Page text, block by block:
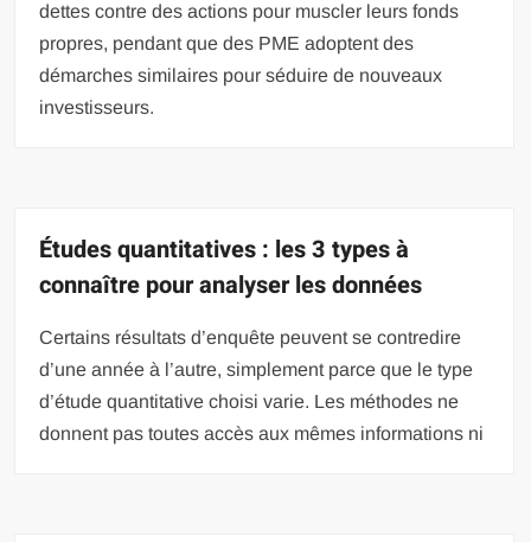
dettes contre des actions pour muscler leurs fonds
propres, pendant que des PME adoptent des
démarches similaires pour séduire de nouveaux
investisseurs.
Études quantitatives : les 3 types à
connaître pour analyser les données
Certains résultats d’enquête peuvent se contredire
d’une année à l’autre, simplement parce que le type
d’étude quantitative choisi varie. Les méthodes ne
donnent pas toutes accès aux mêmes informations ni